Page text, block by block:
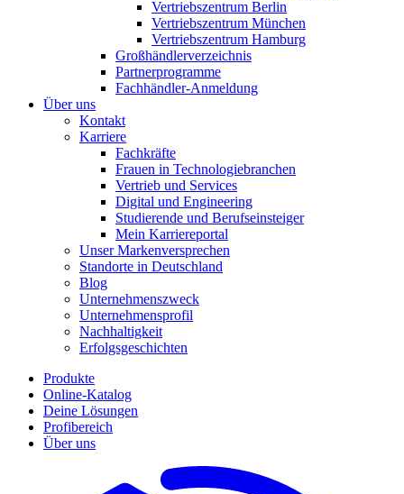
Vertriebszentrum Berlin
Vertriebszentrum München
Vertriebszentrum Hamburg
Großhändlerverzeichnis
Partnerprogramme
Fachhändler-Anmeldung
Über uns
Kontakt
Karriere
Fachkräfte
Frauen in Technologiebranchen
Vertrieb und Services
Digital und Engineering
Studierende und Berufseinsteiger
Mein Karriereportal
Unser Markenversprechen
Standorte in Deutschland
Blog
Unternehmenszweck
Unternehmensprofil
Nachhaltigkeit
Erfolgsgeschichten
Produkte
Online-Katalog
Deine Lösungen
Profibereich
Über uns